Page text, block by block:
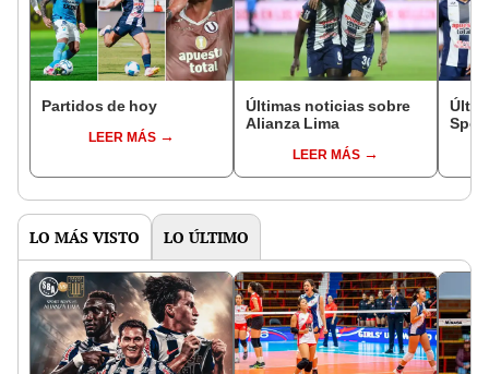
Partidos de hoy
LEER MÁS
Últimas noticias sobre
Alianza Lima
LEER MÁS
LO MÁS VISTO LO ÚLTIMO